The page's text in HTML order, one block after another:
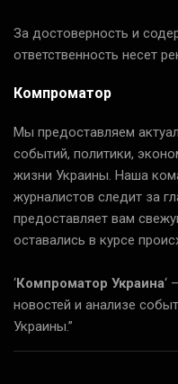
За достоверность и
ответственность несет
Компроматор
Мы предоставляем
событий, политики,
жизни Украины. Наша
журналистов следит за
предоставляет вам
оставались в курсе
‘Компроматор Украина‘
новостей и анализе
Украины.”